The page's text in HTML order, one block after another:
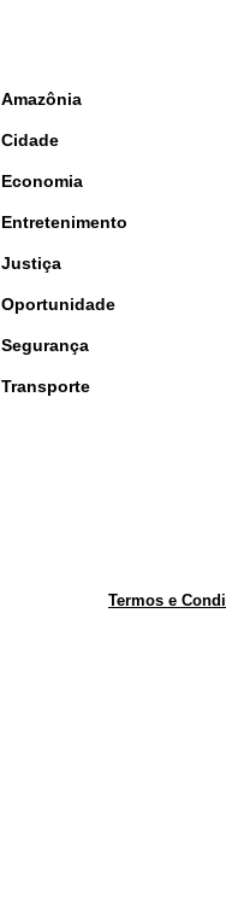
Amazônia
Cidade
Economia
Entretenimento
Justiça
Oportunidade
Segurança
Transporte
Termos e